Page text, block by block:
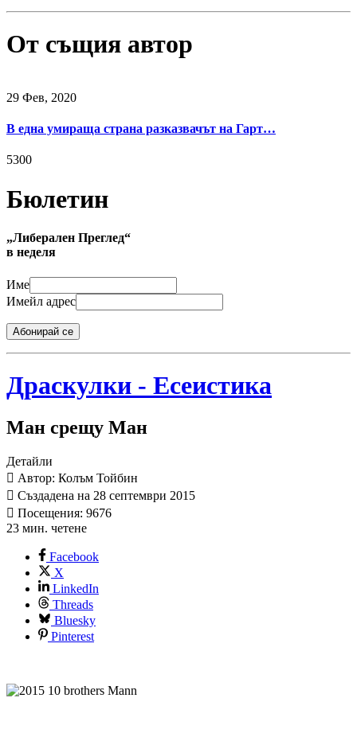
От същия автор
29 Фев, 2020
В една умираща страна разказвачът на Гарт…
5300
Бюлетин
„Либерален Преглед“
в неделя
Име
Имейл адрес
Абонирай се
Драскулки - Есеистика
Ман срещу Ман
Детайли
Автор: Колъм Тойбин
Създадена на 28 септември 2015
Посещения: 9676
23 мин. четене
Facebook
X
LinkedIn
Threads
Bluesky
Pinterest